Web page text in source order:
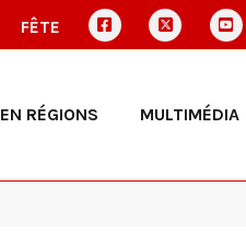
FÊTE
EN RÉGIONS MULTIMÉDIA